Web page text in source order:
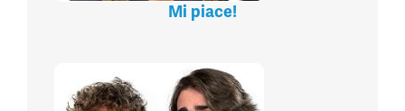
Mi piace!